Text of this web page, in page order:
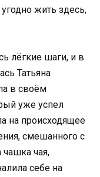
жить здесь,
лёгкие шаги, и в
Татьяна
в своём
уже успел
на происходящее
смешанного с
чашка чая,
себе на